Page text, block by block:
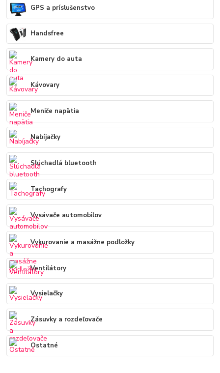
GPS a príslušenstvo
Handsfree
Kamery do auta
Kávovary
Meniče napätia
Nabíjačky
Slúchadlá bluetooth
Tachografy
Vysávače automobilov
Vykurovanie a masážne podložky
Ventilátory
Vysielačky
Zásuvky a rozdeľovače
Ostatné